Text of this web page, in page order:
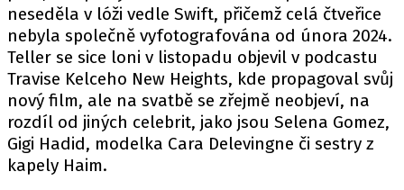
neseděla v lóži vedle Swift, přičemž celá čtveřice
nebyla společně vyfotografována od února 2024.
Teller se sice loni v listopadu objevil v podcastu
Travise Kelceho New Heights, kde propagoval svůj
nový film, ale na svatbě se zřejmě neobjeví, na
rozdíl od jiných celebrit, jako jsou Selena Gomez,
Gigi Hadid, modelka Cara Delevingne či sestry z
kapely Haim.